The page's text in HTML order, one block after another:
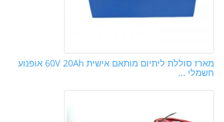
מארז סוללת ליתיום מותאם אישית 60V 20Ah אופנוע
חשמלי ...